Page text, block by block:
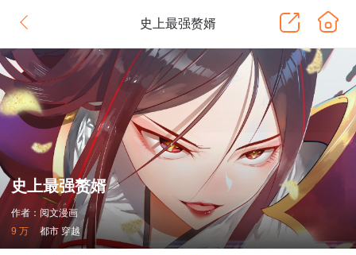
史上最强赘婿
史上最强赘婿
作者：阅文漫画
9 万
都市 穿越